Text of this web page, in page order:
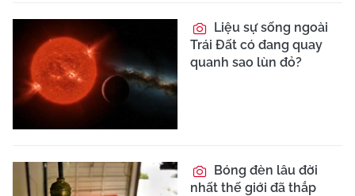
Liệu sự sống ngoài
Trái Đất có đang quay
quanh sao lùn đỏ?
Bóng đèn lâu đời
nhất thế giới đã thắp